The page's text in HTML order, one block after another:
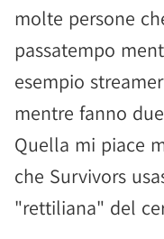
molte persone
passatempo
esempio
mentre fanno
Quella mi piace
che Survivors
"rettiliana" del